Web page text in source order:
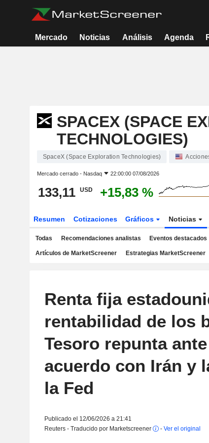
Mercado Noticias Análisis Agenda
SPACEX (SPACE
TECHNOLOGIES)
SpaceX (Space Exploration Technologies)
Mercado cerrado - Nasdaq 22:00:00 07/08/2026
133,11 USD +15,83 %
Resumen Cotizaciones Gráficos Noticias
Todas Recomendaciones analistas Eventos destacados
Artículos de MarketScreener Estrategias MarketScreener
Renta fija
rentabilidad de los
Tesoro repunta
acuerdo con Irán y
la Fed
Publicado el 12/06/2026 a 21:41
Reuters - Traducido por Marketscreener
- Ver el original